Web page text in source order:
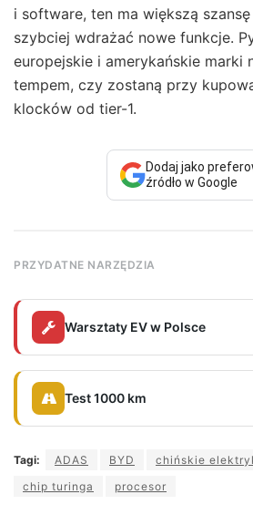
i software, ten ma większą
szybciej wdrażać nowe funkcje.
europejskie i amerykańskie marki
tempem, czy zostaną przy
klocków od tier-1.
Dodaj jako
źródło w Google
PRZYDATNE NARZĘDZIA
Warsztaty EV w Polsce
Test 1000 km
Tagi: ADAS BYD chińskie
chip turinga
procesor